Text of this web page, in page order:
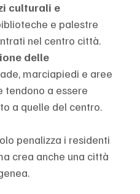
culturali e
e palestre
nel centro città.
delle
marciapiedi e aree
a essere
a quelle del centro.
penalizza i residenti
crea anche una città